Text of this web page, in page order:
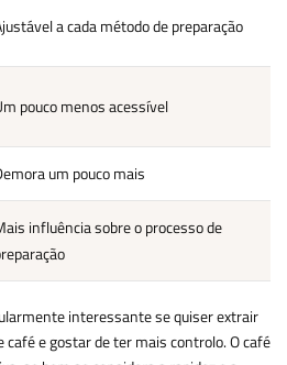
a cada método de preparação
pouco menos acessível
um pouco mais
influência sobre o processo de
interessante se quiser extrair
café e gostar de ter mais controlo. O café